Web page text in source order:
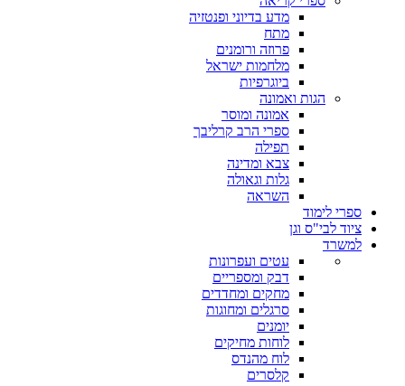
מדע בדיוני ופנטזיה
מתח
פרוזה ורומנים
מלחמות ישראל
ביוגרפיות
הגות ואמונה
אמונה ומוסר
ספרי הרב קרליבך
תפילה
צבא ומדינה
גלות וגאולה
השראה
ספרי לימוד
ציוד לבי"ס וגן
למשרד
עטים ועפרונות
דבק ומספריים
מחקים ומחדדים
סרגלים ומחוגות
יומנים
לוחות מחיקים
לוח מהנדס
קלסרים